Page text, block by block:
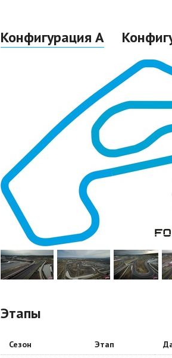
Конфигурация A
Этапы
Сезон Этап